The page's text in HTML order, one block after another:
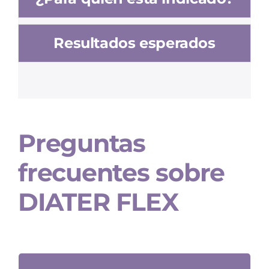
Resultados esperados
Preguntas
frecuentes sobre
DIATER FLEX